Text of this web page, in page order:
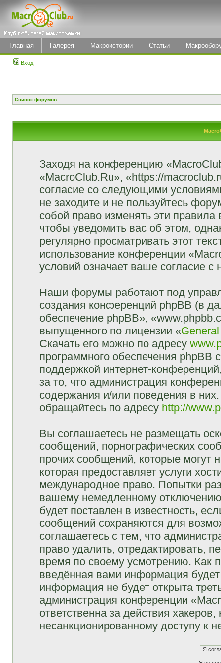
Главная Галерея Макроистории Статьи
Вход
Список форумов
Заходя на конференцию
«MacroClub.Ru», «https://
согласие со следующими
не заходите и не пользуйтесь
собой право изменять эти
чтобы уведомить вас об этом,
регулярно просматривать этот
использование конференции
условий означает ваше согласие с
Наши форумы работают под
создания конференций phpBB (в
обеспечение phpBB»,
выпущенного по лицензии «
Скачать его можно по адресу
программного обеспечения phpBB
поддержкой интернет-
за то, что администрация
содержания и/или поведения в
обращайтесь по адресу http://
Вы соглашаетесь не размещать
сообщений, порнографических
прочих сообщений, которые могут
которая предоставляет услуги
международное право. Попытки
вашему немедленному
будет поставлен в известность,
сообщений сохраняются для
соглашаетесь с тем, что
право удалить, отредактировать,
время по своему усмотрению. Как
введённая вами информация
информация не будет открыта
администрация конференции
ответственна за действия
несанкционированному доступу к